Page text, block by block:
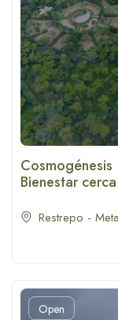
Bienestar
Restrepo - Meta
Open